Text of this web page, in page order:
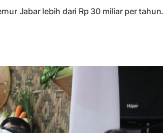
Jabar lebih dari Rp 30 miliar per tahun.